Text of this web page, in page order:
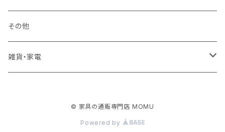
二段ベッド
マットレス
TVボード
キャビネット・飾り棚
その他
雑貨・家電
© 家具の通販専門店 MOMU
Powered by